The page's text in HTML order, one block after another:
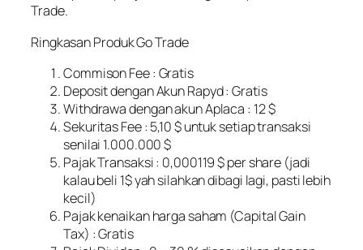
Trade.
Ringkasan Produk Go Trade
Commison Fee : Gratis
Deposit dengan Akun Rapyd : Gratis
Withdrawa dengan akun Aplaca : 12 $
Sekuritas Fee : 5,10 $ untuk setiap transaksi
senilai 1.000.000 $
Pajak Transaksi : 0,000119 $ per share (jadi
kalau beli 1$ yah silahkan dibagi lagi, pasti lebih
kecil)
Pajak kenaikan harga saham (Capital Gain
Tax) : Gratis